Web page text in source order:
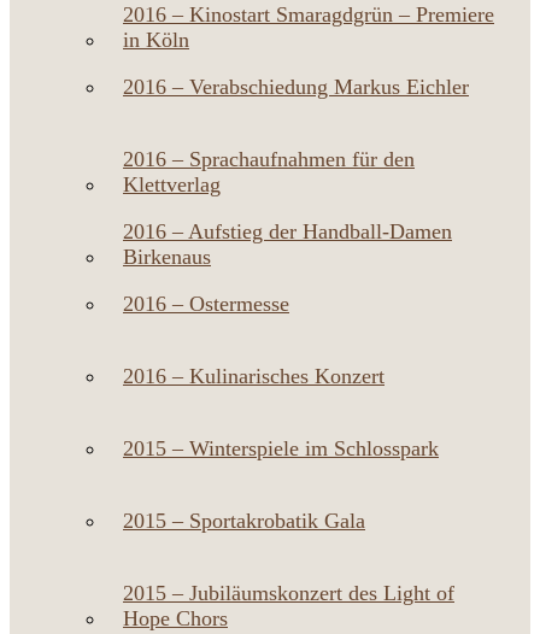
2016 – Kinostart Smaragdgrün – Premiere
in Köln
2016 – Verabschiedung Markus Eichler
2016 – Sprachaufnahmen für den
Klettverlag
2016 – Aufstieg der Handball-Damen
Birkenaus
2016 – Ostermesse
2016 – Kulinarisches Konzert
2015 – Winterspiele im Schlosspark
2015 – Sportakrobatik Gala
2015 – Jubiläumskonzert des Light of
Hope Chors